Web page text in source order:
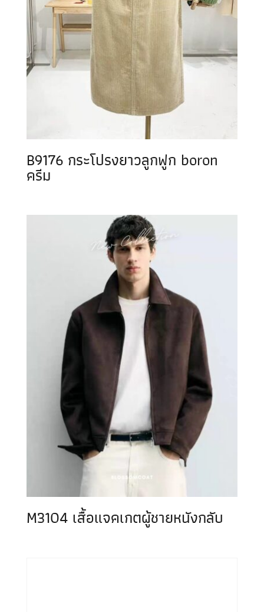
B9176 กระโปรงยาวลูกฟูก boron
ครีม
M3104 เสื้อแจคเกตผู้ชายหนังกลับ